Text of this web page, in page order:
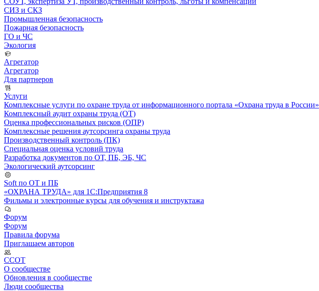
СИЗ и СКЗ
Промышленная безопасность
Пожарная безопасность
ГО и ЧС
Экология
Агрегатор
Агрегатор
Для партнеров
Услуги
Комплексные услуги по охране труда от информационного портала «Охрана труда в России»
Комплексный аудит охраны труда (ОТ)
Оценка профессиональных рисков (ОПР)
Комплексные решения аутсорсинга охраны труда
Производственный контроль (ПК)
Специальная оценка условий труда
Разработка документов по ОТ, ПБ, ЭБ, ЧС
Экологический аутсорсинг
Soft по ОТ и ПБ
«ОХРАНА ТРУДА» для 1С:Предприятия 8
Фильмы и электронные курсы для обучения и инструктажа
Форум
Форум
Правила форума
Приглашаем авторов
ССОТ
О сообществе
Обновления в сообществе
Люди сообщества